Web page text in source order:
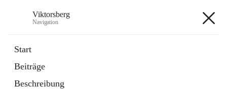
Viktorsberg
Navigation
Start
Beiträge
Beschreibung
1 Schnellzugriff